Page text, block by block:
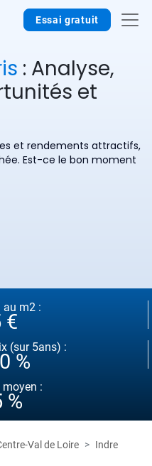
Essai gratuit
: Analyse,
et
et rendements attractifs,
Est-ce le bon moment
au m2 :
€
(sur 5ans) :
%
moyen :
%
Val de Loire
Indre